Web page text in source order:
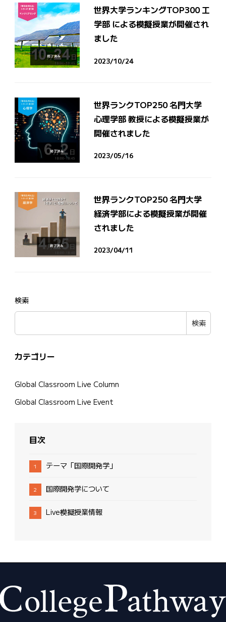
世界大学ランキングTOP300 工
学部 による模擬授業が開催され
ました
2023/10/24
世界ランクTOP250 名門大学
心理学部 教授による模擬授業が
開催されました
2023/05/16
世界ランクTOP250 名門大学
経済学部による模擬授業が開催
されました
2023/04/11
検索
検索
カテゴリー
Global Classroom Live Column
Global Classroom Live Event
目次
テーマ「国際開発学」
国際開発学について
Live模擬授業情報